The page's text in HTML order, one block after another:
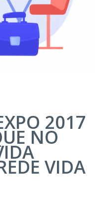
2017
NO
VIDA